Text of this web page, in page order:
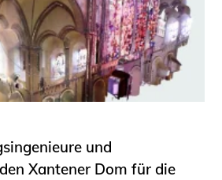
und
Xantener Dom für die